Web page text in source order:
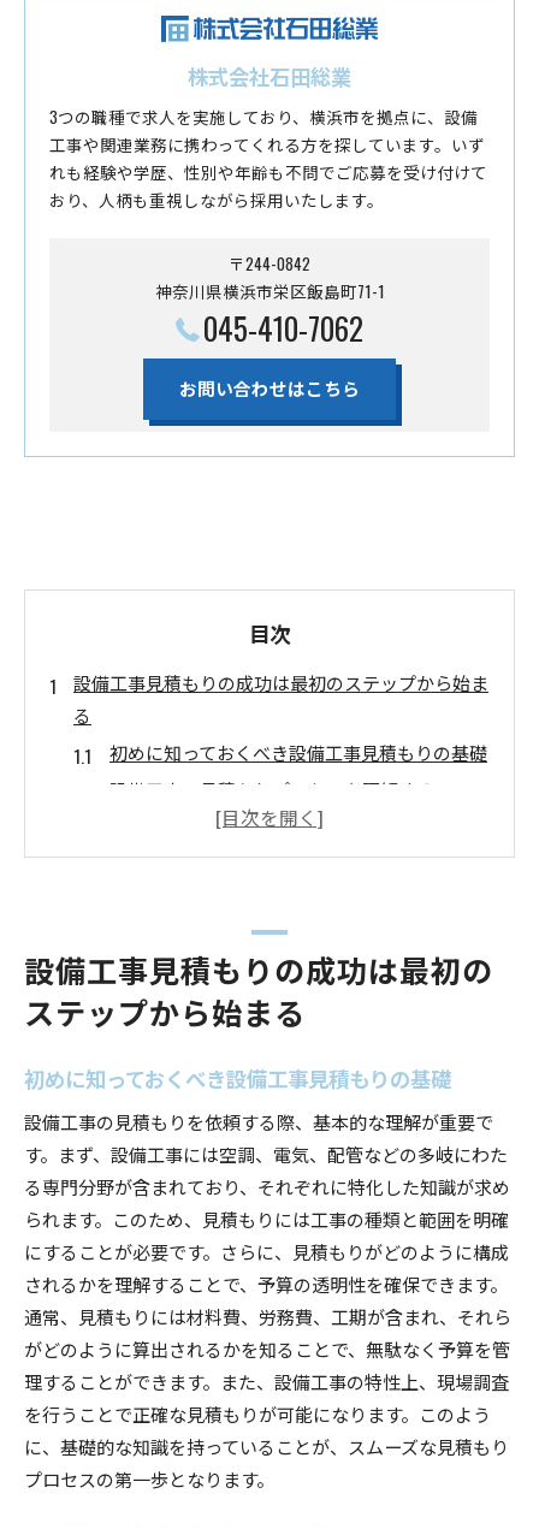
株式会社石田総業
3つの職種で求人を実施しており、横浜市を拠点に、設備
工事や関連業務に携わってくれる方を探しています。いず
れも経験や学歴、性別や年齢も不問でご応募を受け付けて
おり、人柄も重視しながら採用いたします。
〒244-0842
神奈川県横浜市栄区飯島町71-1
045-410-7062
お問い合わせはこちら
目次
設備工事見積もりの成功は最初のステップから始ま
る
初めに知っておくべき設備工事見積もりの基礎
設備工事の見積もりプロセスを理解する
プロジェクトの明確な目標設定が鍵
信頼できる業者選びの方法
設備工事のスケジュール作成の重要性
設備工事の見積もりで重要なポイントを押さえる
適切な予算設定のためのポイント
相見積もりを取るメリットと注意点
業者とのコミュニケーションを円滑にするコツ
見積もりに含まれるべき項目の確認
予期せぬコストを防ぐための対策
設備工事見積もりの落とし穴を回避する方法
よくある見積もりミスとその防ぎ方
不適切な見積もりを避けるためのチェックポイ
ント
契約内容の詳細確認の重要性
過小評価されがちなコスト項目
予算オーバーを防ぐためのリスク管理
設備工事見積もりにおける交渉術
設備工事見積もりの成功は最初の
ステップから始まる
初めに知っておくべき設備工事見積もりの基礎
設備工事の見積もりを依頼する際、基本的な理解が重要で
す。まず、設備工事には空調、電気、配管などの多岐にわた
る専門分野が含まれており、それぞれに特化した知識が求め
られます。このため、見積もりには工事の種類と範囲を明確
にすることが必要です。さらに、見積もりがどのように構成
されるかを理解することで、予算の透明性を確保できます。
通常、見積もりには材料費、労務費、工期が含まれ、それら
がどのように算出されるかを知ることで、無駄なく予算を管
理することができます。また、設備工事の特性上、現場調査
を行うことで正確な見積もりが可能になります。このよう
に、基礎的な知識を持っていることが、スムーズな見積もり
プロセスの第一歩となります。